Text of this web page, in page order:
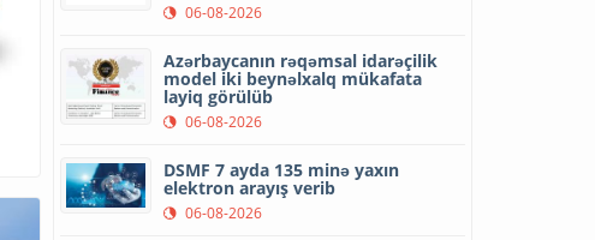
06-08-2026
Azərbaycanın rəqəmsal idarəçilik
model iki beynəlxalq mükafata
layiq görülüb
06-08-2026
DSMF 7 ayda 135 minə yaxın
elektron arayış verib
06-08-2026